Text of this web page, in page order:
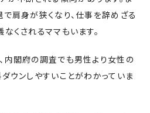
肩身が狭くなり、仕事を辞めざる
くされるママもいます。
内閣府の調査でも男性より女性の
ウンしやすいことがわかっていま